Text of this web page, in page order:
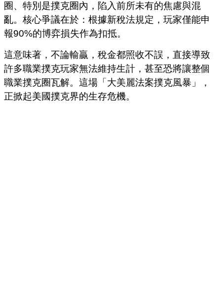
圈、特別是撲克圈內，陷入前所未有的焦慮與混
亂。核心爭議在於：根據新稅法規定，玩家僅能申
報90%的博弈損失作為扣抵。
這意味著，不論輸贏，稅金都照收不誤，直接導致
許多職業撲克玩家無法維持生計，甚至恐將讓整個
職業撲克圈瓦解。這場「大美麗法案撲克風暴」，
正掀起美國撲克界的生存危機。